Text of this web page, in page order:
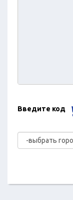
Введите код